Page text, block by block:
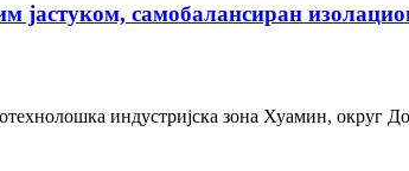
јастуком, самобалансиран
индустријска зона Хуамин, округ